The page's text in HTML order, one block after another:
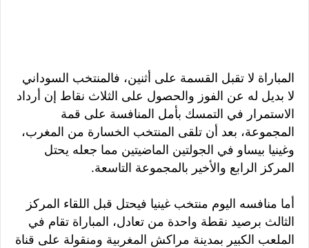
المباراة لا تقبل القسمة على أثنين، فالمنتخب السوداني
لا بديل له عن الفوز والحصول على الثلاث نقاط إن أرداد
الاستمرار في التمسك بأمل المنافسة على قمة
المجموعة، بعد أن تلقى المنتخب الخسارة من المغرب،
وغينيا بيساو في الجولتين الماضيتين مما جعله يحتل
المركز الرابع والأخير بالمجموعة التاسعة.
أما منافسه اليوم منتخب غينيا فيحتل قبل اللقاء المركز
الثالث برصيد نقطة واحدة من تعادل، المباراة تقام في
الملعب الكبير بمدينة مراكش المغربية ومنقولة على قناة